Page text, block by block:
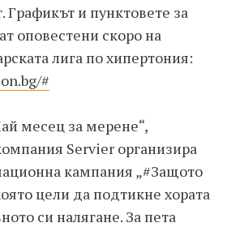
Графикът и пунктовете за
оповестени скоро на
лига по хипертония:
#
месец за мерене“,
Servier организира
кампания „#Защото
цели да подтикне хората
си налягане. За пета